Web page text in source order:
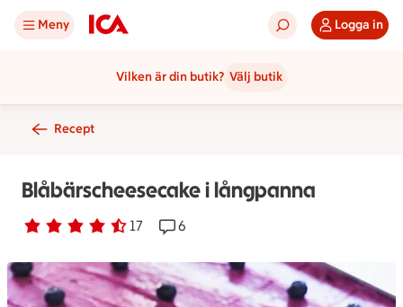
Meny Logga in
Vilken är din butik? Välj butik
Recept
Blåbärscheesecake i långpanna
Betyg 4.3 av 5. 17
17 personer har röstatReceptet har 6 kommentarer
6